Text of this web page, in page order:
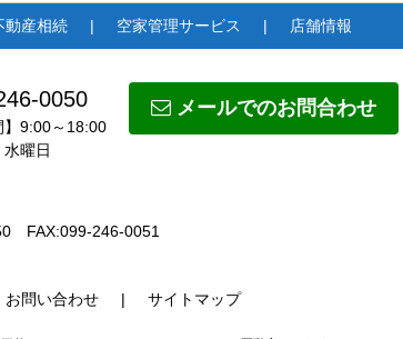
動産相続 空家管理サービス 店舗情報
0050
】9:00～18:00
水曜日
メールでのお問合わせ
FAX:099-246-0051
お問い合わせ サイトマップ